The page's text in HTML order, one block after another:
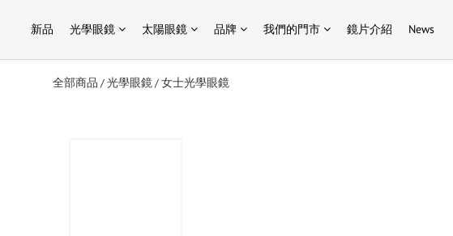
新品 光學眼鏡 太陽眼鏡 品牌 我們的門市 鏡片介紹 News
全部商品 /光學眼鏡/女士光學眼鏡